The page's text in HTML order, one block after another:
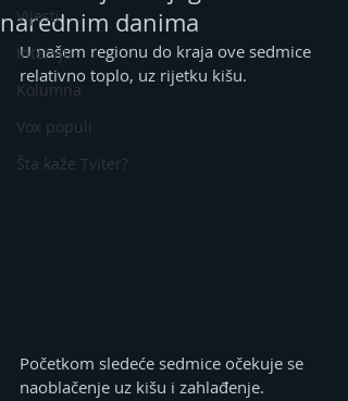
Vijesti
Intervju
Kolumna
Vox populi
Šta kaže Tviter?
narednim danima
U našem regionu do kraja ove sedmice
relativno toplo, uz rijetku kišu.
Početkom sledeće sedmice očekuje se
naoblačenje uz kišu i zahlađenje.